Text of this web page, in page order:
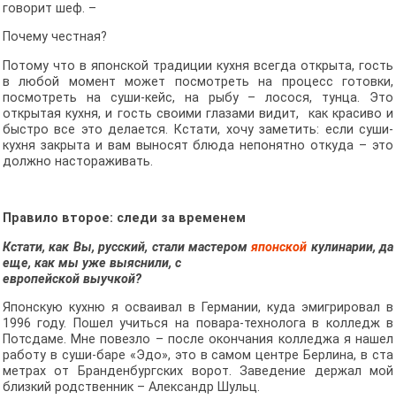
говорит шеф. –
Почему честная?
Потому что в японской традиции кухня всегда открыта, гость
в любой момент может посмотреть на процесс готовки,
посмотреть на суши-кейс, на рыбу – лосося, тунца. Это
открытая кухня, и гость своими глазами видит, как красиво и
быстро все это делается. Кстати, хочу заметить: если суши-
кухня закрыта и вам выносят блюда непонятно откуда – это
должно настораживать.
Правило второе: следи за временем
Кстати, как Вы, русский, стали мастеромяпонской кулинарии, да
еще, как мы уже выяснили, с
европейской выучкой?
Японскую кухню я осваивал в Германии, куда эмигрировал в
1996 году. Пошел учиться на повара-технолога в колледж в
Потсдаме. Мне повезло – после окончания колледжа я нашел
работу в суши-баре «Эдо», это в самом центре Берлина, в ста
метрах от Бранденбургских ворот. Заведение держал мой
близкий родственник – Александр Шульц.